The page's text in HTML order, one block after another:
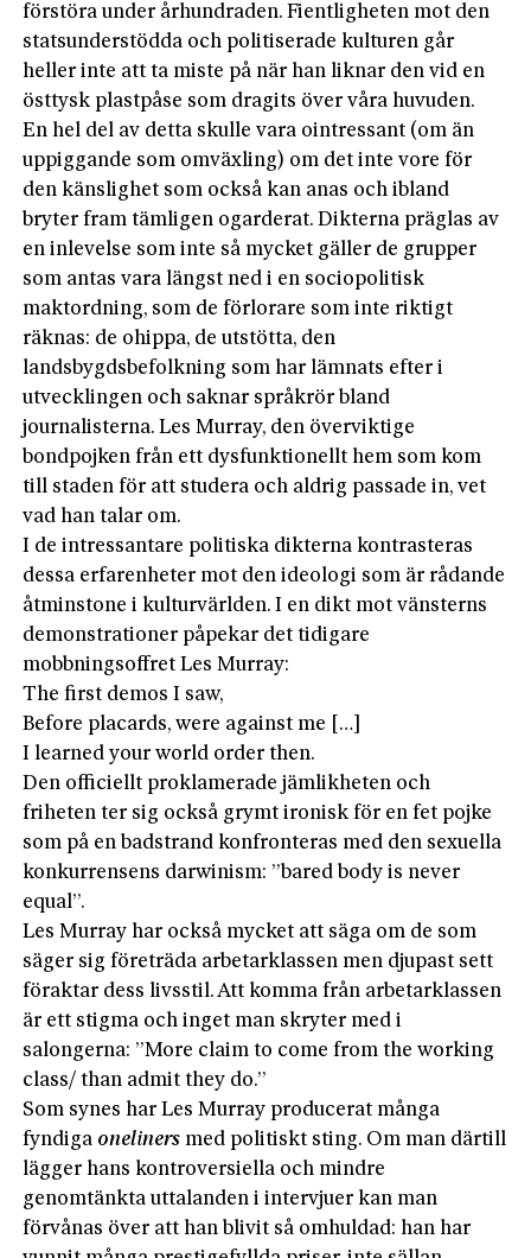
förstöra under århundraden. Fientligheten mot den
statsunderstödda och politiserade kulturen går
heller inte att ta miste på när han liknar den vid en
östtysk plastpåse som dragits över våra huvuden.
En hel del av detta skulle vara ointressant (om än
uppiggande som omväxling) om det inte vore för
den känslighet som också kan anas och ibland
bryter fram tämligen ogarderat. Dikterna präglas av
en inlevelse som inte så mycket gäller de grupper
som antas vara längst ned i en sociopolitisk
maktordning, som de förlorare som inte riktigt
räknas: de ohippa, de utstötta, den
landsbygdsbefolkning som har lämnats efter i
utvecklingen och saknar språkrör bland
journalisterna. Les Murray, den överviktige
bondpojken från ett dysfunktionellt hem som kom
till staden för att studera och aldrig passade in, vet
vad han talar om.
I de intressantare politiska dikterna kontrasteras
dessa erfarenheter mot den ideologi som är rådande
åtminstone i kulturvärlden. I en dikt mot vänsterns
demonstrationer påpekar det tidigare
mobbningsoffret Les Murray:
The first demos I saw,
Before placards, were against me […]
I learned your world order then.
Den officiellt proklamerade jämlikheten och
friheten ter sig också grymt ironisk för en fet pojke
som på en badstrand konfronteras med den sexuella
konkurrensens darwinism: ”bared body is never
equal”.
Les Murray har också mycket att säga om de som
säger sig företräda arbetarklassen men djupast sett
föraktar dess livsstil. Att komma från arbetarklassen
är ett stigma och inget man skryter med i
salongerna: ”More claim to come from the working
class/ than admit they do.”
Som synes har Les Murray producerat många
fyndiga oneliners med politiskt sting. Om man därtill
lägger hans kontroversiella och mindre
genomtänkta uttalanden i intervjuer kan man
förvånas över att han blivit så omhuldad: han har